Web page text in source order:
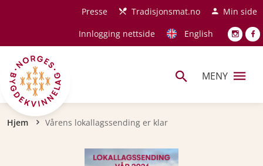
Hopp til hovedinnholdPresse Tradisjonsmat.no
Min side
Innlogging nettside
English
MENY
Navigasjonssti
Hjem Vårens lokallagssending er klar